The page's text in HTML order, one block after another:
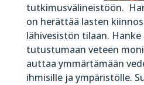
tutkimusvälineistöön.
on herättää lasten
lähivesistön tilaan.
tutustumaan veteen
auttaa ymmärtämään
ihmisille ja ympäristölle.